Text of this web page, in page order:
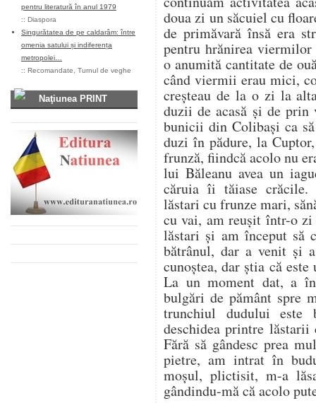
pentru literatură în anul 1979
:: Diaspora
Singurătatea de pe caldarâm: între
omenia satului și indiferența
metropolei…
:: Recomandate Turnul de veghe
Naţiunea PRINT
doua zi un săcuiel cu
de primăvară însă era
pentru hrănirea viermilor
o anumită cantitate de
când viermii erau mici,
creșteau de la o zi la
duzii de acasă și de prin
bunicii din Colibași ca
duzi în pădure, la
frunză, fiindcă acolo nu
lui Băleanu avea un
căruia îi tăiase crăcile.
lăstari cu frunze mari,
cu vai, am reușit într-o
lăstari și am început să
bătrânul, dar a venit și
cunoștea, dar știa că
La un moment dat, a
bulgări de pământ spre
trunchiul dudului este
deschidea printre
Fără să gândesc prea
pietre, am intrat în
moșul, plictisit, m-a
gândindu-mă că acolo